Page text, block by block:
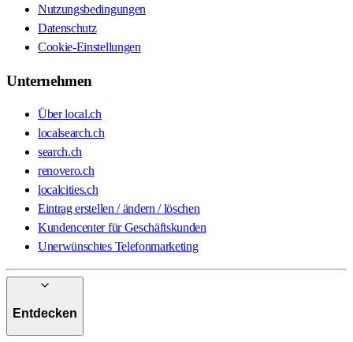
Nutzungsbedingungen
Datenschutz
Cookie-Einstellungen
Unternehmen
Über local.ch
localsearch.ch
search.ch
renovero.ch
localcities.ch
Eintrag erstellen / ändern / löschen
Kundencenter für Geschäftskunden
Unerwünschtes Telefonmarketing
Entdecken